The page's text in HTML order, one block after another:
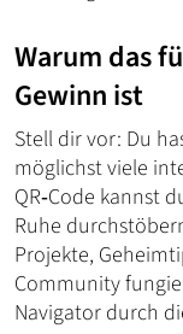
Warum das
Gewinn ist
Stell dir vor: Du
möglichst viele
QR‑Code kannst
Ruhe
Projekte,
Community
Navigator durch